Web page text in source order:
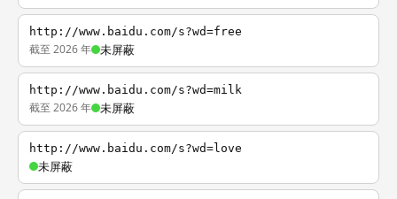
http://www.baidu.com/s?wd=free
截至 2026 年 未屏蔽
http://www.baidu.com/s?wd=milk
截至 2026 年 未屏蔽
http://www.baidu.com/s?wd=love
未屏蔽